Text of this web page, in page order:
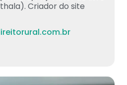
Criador do site